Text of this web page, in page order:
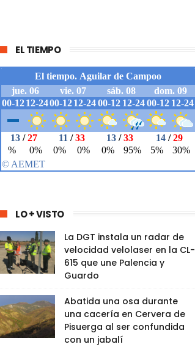
EL TIEMPO
LO + VISTO
La DGT instala un radar de
velocidad velolaser en la CL-
615 que une Palencia y
Guardo
Abatida una osa durante
una cacería en Cervera de
Pisuerga al ser confundida
con un jabalí